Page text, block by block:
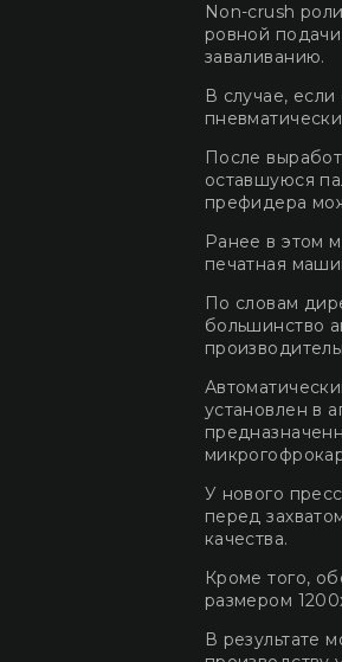
Non-crush
ровной
заваливанию.
В случае,
После
оставшуюся
префидера
Ранее в этом
печатная
По словам
большинство
установлен в
У нового
перед
качества.
Кроме того,
размером
В результате